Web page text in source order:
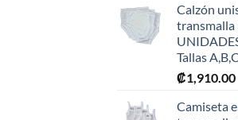
Calzón
transmalla
Tallas
₡1,910.00
Camiseta